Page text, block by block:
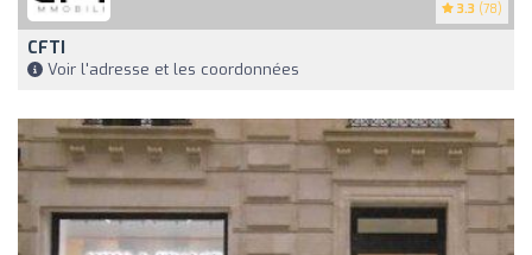
3.3 (78)
CFTI
Voir l'adresse et les coordonnées